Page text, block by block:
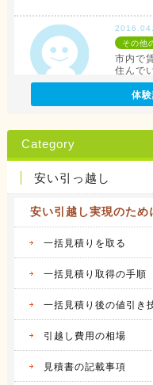
その他
市内で
住んで
出る訳
サカイ
会社都
アート
私は、
体
Category
安い引っ越し
安い引越し実現のため
一括見積りを取る
一括見積り取得の手順
一括見積り後の値引き
引越し費用の相場
見積書の記載事項